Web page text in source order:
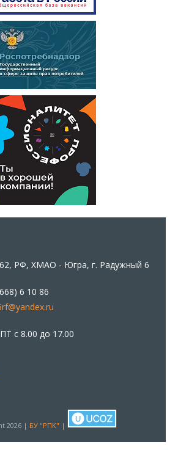
РФ, ХМАО - Югра, г. Радужный 6
6 10 86
с 8.00 до 17.00
2026 | БУ "РПК" |